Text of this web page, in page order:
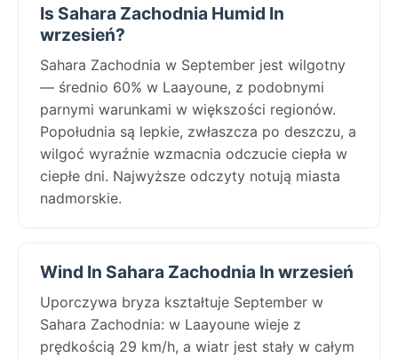
Is Sahara Zachodnia Humid In
wrzesień?
Sahara Zachodnia w September jest wilgotny
— średnio 60% w Laayoune, z podobnymi
parnymi warunkami w większości regionów.
Popołudnia są lepkie, zwłaszcza po deszczu, a
wilgoć wyraźnie wzmacnia odczucie ciepła w
ciepłe dni. Najwyższe odczyty notują miasta
nadmorskie.
Wind In Sahara Zachodnia In wrzesień
Uporczywa bryza kształtuje September w
Sahara Zachodnia: w Laayoune wieje z
prędkością 29 km/h, a wiatr jest stały w całym